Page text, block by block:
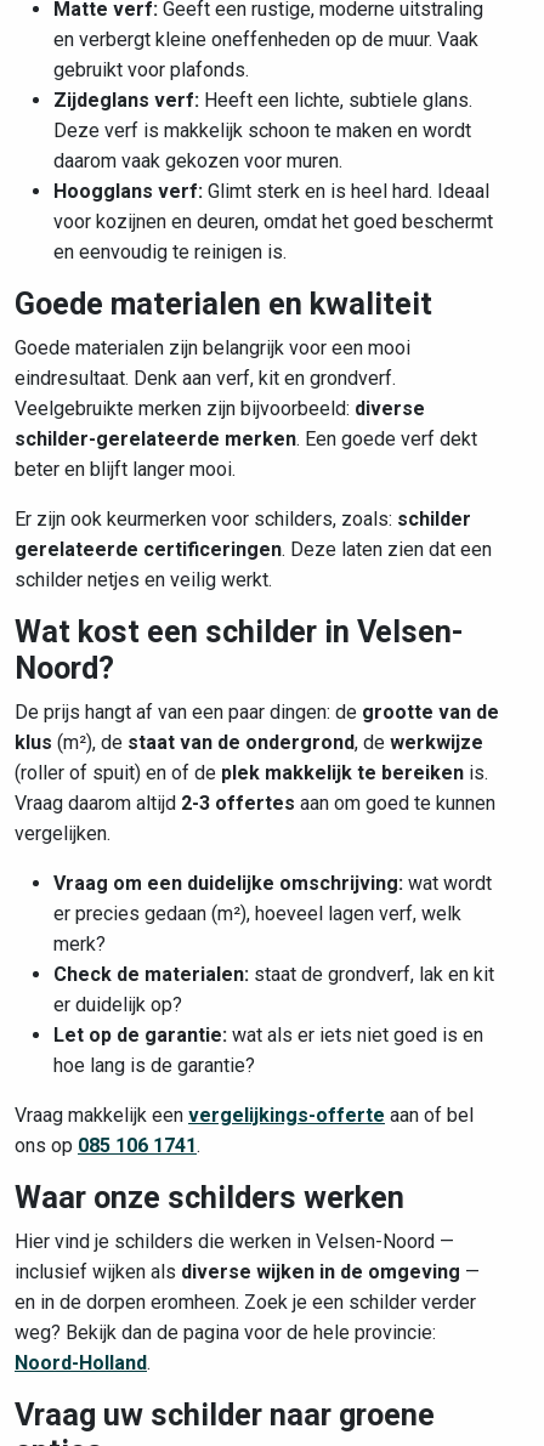
Matte verf: Geeft een rustige, moderne uitstraling
en verbergt kleine oneffenheden op de muur. Vaak
gebruikt voor plafonds.
Zijdeglans verf: Heeft een lichte, subtiele glans.
Deze verf is makkelijk schoon te maken en wordt
daarom vaak gekozen voor muren.
Hoogglans verf: Glimt sterk en is heel hard. Ideaal
voor kozijnen en deuren, omdat het goed beschermt
en eenvoudig te reinigen is.
Goede materialen en kwaliteit
Goede materialen zijn belangrijk voor een mooi
eindresultaat. Denk aan verf, kit en grondverf.
Veelgebruikte merken zijn bijvoorbeeld: diverse
schilder-gerelateerde merken. Een goede verf dekt
beter en blijft langer mooi.
Er zijn ook keurmerken voor schilders, zoals: schilder
gerelateerde certificeringen. Deze laten zien dat een
schilder netjes en veilig werkt.
Wat kost een schilder in Velsen-
Noord?
De prijs hangt af van een paar dingen: de grootte van de
klus (m²), de staat van de ondergrond, de werkwijze
(roller of spuit) en of de plek makkelijk te bereiken is.
Vraag daarom altijd 2-3 offertes aan om goed te kunnen
vergelijken.
Vraag om een duidelijke omschrijving: wat wordt
er precies gedaan (m²), hoeveel lagen verf, welk
merk?
Check de materialen: staat de grondverf, lak en kit
er duidelijk op?
Let op de garantie: wat als er iets niet goed is en
hoe lang is de garantie?
Vraag makkelijk een vergelijkings-offerte aan of bel
ons op 085 106 1741.
Waar onze schilders werken
Hier vind je schilders die werken in Velsen-Noord —
inclusief wijken als diverse wijken in de omgeving —
en in de dorpen eromheen. Zoek je een schilder verder
weg? Bekijk dan de pagina voor de hele provincie:
Noord-Holland.
Vraag uw schilder naar groene